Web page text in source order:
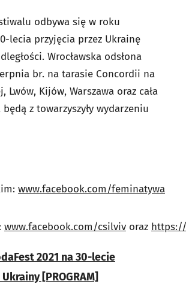
odbywa się w roku
lecia przyjęcia przez Ukrainę
Wrocławska odsłona
br. na tarasie Concordii na
Lwów, Kijów, Warszawa oraz cała
z towarzyszyły wydarzeniu
www.facebook.com/feminatywa
www.facebook.com/csilviv oraz
2021 na 30-lecie
[PROGRAM]